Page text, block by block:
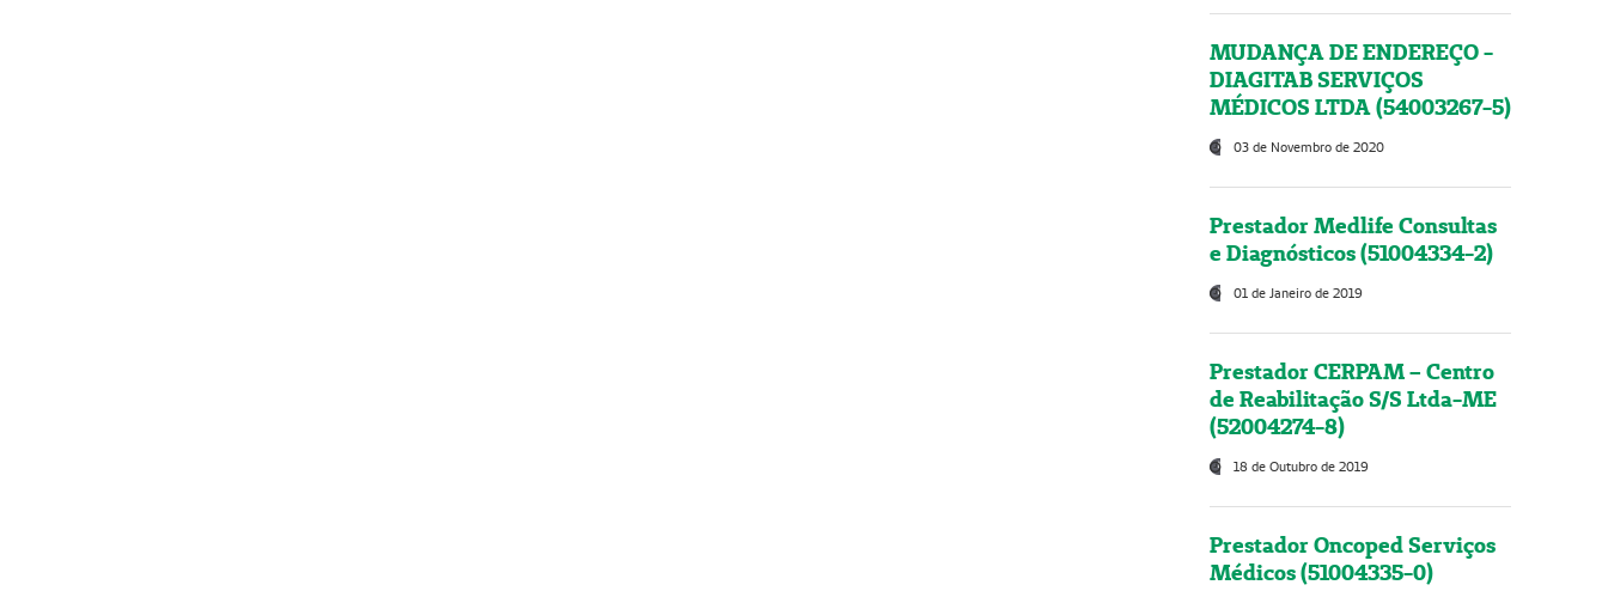
MUDANÇA DE ENDEREÇO -
DIAGITAB SERVIÇOS
MÉDICOS LTDA (54003267-5)
03 de Novembro de 2020
Prestador Medlife Consultas
e Diagnósticos (51004334-2)
01 de Janeiro de 2019
Prestador CERPAM – Centro
de Reabilitação S/S Ltda-ME
(52004274-8)
18 de Outubro de 2019
Prestador Oncoped Serviços
Médicos (51004335-0)